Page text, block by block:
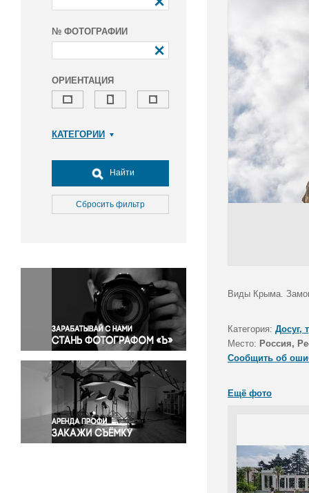
№ ФОТОГРАФИИ
ОРИЕНТАЦИЯ
КАТЕГОРИИ
Досуг, туризм и отдых
Культура
Медицина
Окружающая среда
Политика
Правосудие
Происшествия и конфликты
Религия
Светская жизнь
Спорт
Экология
Экономика и бизнес
Найти
Сбросить фильтр
Виды Крыма.
Категория: Досуг,
Место: Россия,
Сообщить об
Ещё фото